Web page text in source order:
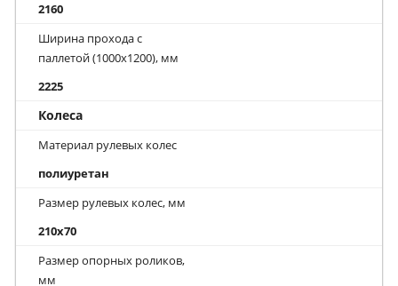
2160
Ширина прохода с
паллетой (1000х1200), мм
2225
Колеса
Материал рулевых колес
полиуретан
Размер рулевых колес, мм
210x70
Размер опорных роликов,
мм